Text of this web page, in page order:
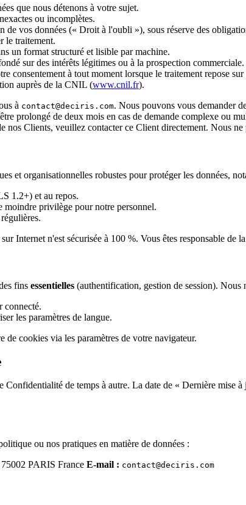
que nous détenons à votre sujet.
ou incomplètes.
de vos données (« Droit à l'oubli »), sous réserve des
le traitement.
un format structuré et lisible par machine.
sur des intérêts légitimes ou à la prospection commerciale.
consentement à tout moment lorsque le traitement repose
auprès de la CNIL (www.cnil.fr).
à contact@deciris.com. Nous pouvons vous demander
prolongé de deux mois en cas de demande complexe ou
nos Clients, veuillez contacter ce Client directement. Nous
et organisationnelles robustes pour protéger les données,
1.2+) et au repos.
moindre privilège pour notre personnel.
Internet n'est sécurisée à 100 %. Vous êtes responsable de
fins essentielles (authentification, gestion de session).
connecté.
les paramètres de langue.
de cookies via les paramètres de votre navigateur.
de temps à autre. La date de « Dernière mise
ou nos pratiques en matière de données :
PARIS France E-mail : contact@deciris.com